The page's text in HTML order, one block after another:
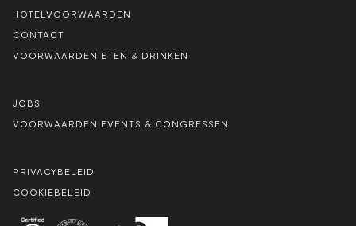
HOTELVOORWAARDEN
CONTACT
VOORWAARDEN ETEN & DRINKEN
JOBS
VOORWAARDEN EVENTS & CONGRESSEN
PRIVACYBELEID
COOKIEBELEID